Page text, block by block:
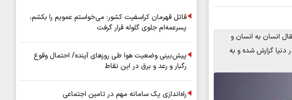
انسان به انسان و
گزارش شده و به
قاتل قهرمان کراسفیت کشور: می‌خواستم عمویم را بکشم،
پسرعمه‌ام جلوی گلوله قرار گرفت
پیش‌بینی وضعیت هوا طی روزهای آینده/ احتمال وقوع
رگبار و رعد و برق در این نقاط
راه‌اندازی یک سامانه مهم در تامین اجتماعی